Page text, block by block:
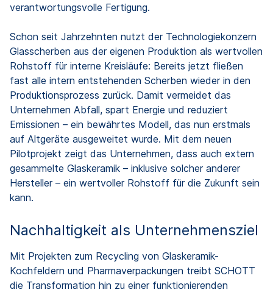
verantwortungsvolle Fertigung.
Schon seit Jahrzehnten nutzt der Technologiekonzern
Glasscherben aus der eigenen Produktion als wertvollen
Rohstoff für interne Kreisläufe: Bereits jetzt fließen
fast alle intern entstehenden Scherben wieder in den
Produktionsprozess zurück. Damit vermeidet das
Unternehmen Abfall, spart Energie und reduziert
Emissionen – ein bewährtes Modell, das nun erstmals
auf Altgeräte ausgeweitet wurde. Mit dem neuen
Pilotprojekt zeigt das Unternehmen, dass auch extern
gesammelte Glaskeramik – inklusive solcher anderer
Hersteller – ein wertvoller Rohstoff für die Zukunft sein
kann.
Nachhaltigkeit als Unternehmensziel
Mit Projekten zum Recycling von Glaskeramik-
Kochfeldern und Pharmaverpackungen treibt SCHOTT
die Transformation hin zu einer funktionierenden